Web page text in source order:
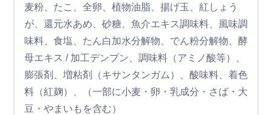
麦粉、たこ、全卵、植物油脂、揚げ玉、紅しょう
が、還元水あめ、砂糖、魚介エキス調味料、風味調
味料、食塩、たん白加水分解物、でん粉分解物、酵
母エキス / 加工デンプン、調味料（アミノ酸等）、
膨張剤、増粘剤（キサンタンガム）、酸味料、着色
料（紅麹）、（一部に小麦・卵・乳成分・さば・大
豆・やまいもを含む）